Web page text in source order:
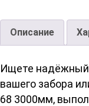
Описание
Ищете надёжный
вашего забора
68 3000мм,